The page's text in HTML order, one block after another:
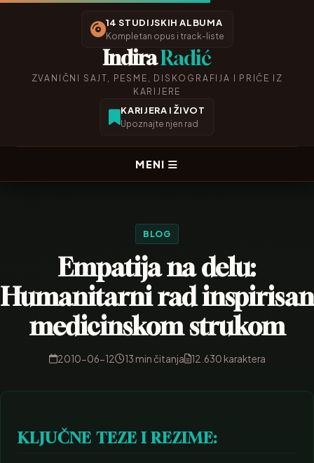
14 STUDIJSKIH ALBUMA
Kompletan opus i track-liste
IndiraRadić
ZVANIČNI SAJT, PESME, DISKOGRAFIJA I PRIČE IZ
KARIJERE
KARIJERA I ŽIVOT
Upoznajte njen rad
MENI
BLOG
Empatija na delu:
Humanitarni rad inspirisan
medicinskom strukom
2010-06-12 13 min čitanja 12.630 karaktera
KLJUČNE TEZE I REZIME: